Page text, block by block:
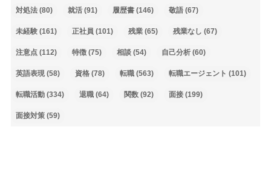
対処法(80) 就活(91) 履歴書(146) 敬語(67)
未経験(161) 正社員 (101) 残業(65) 残業なし (67)
注意点(112) 特徴(75) 相談(54) 自己分析(60)
英語表現(58) 資格(78) 転職(563) 転職エージェント (101)
転職活動(334) 退職(64) 関数(92) 面接(199)
面接対策(59)